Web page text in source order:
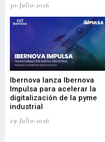
30-Julio-2026
Ibernova lanza Ibernova
Impulsa para acelerar la
digitalización de la pyme
industrial
29-Julio-2026